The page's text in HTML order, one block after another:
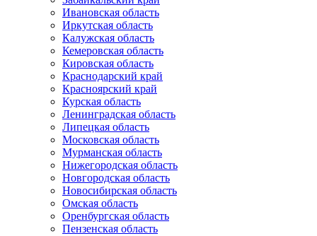
Ивановская область
Иркутская область
Калужская область
Кемеровская область
Кировская область
Краснодарский край
Красноярский край
Курская область
Ленинградская область
Липецкая область
Московская область
Мурманская область
Нижегородская область
Новгородская область
Новосибирская область
Омская область
Оренбургская область
Пензенская область